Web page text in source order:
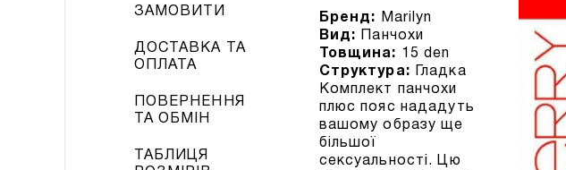
ЗАМОВИТИ
ДОСТАВКА ТА
ОПЛАТА
ПОВЕРНЕННЯ
ТА ОБМІН
ТАБЛИЦЯ
Бренд: Marilyn
Вид: Панчохи
Товщина:
15 den
Структура: Гладка
Комплект панчохи
плюс пояс нададуть
вашому образу ще
більшої
сексуальності. Цю